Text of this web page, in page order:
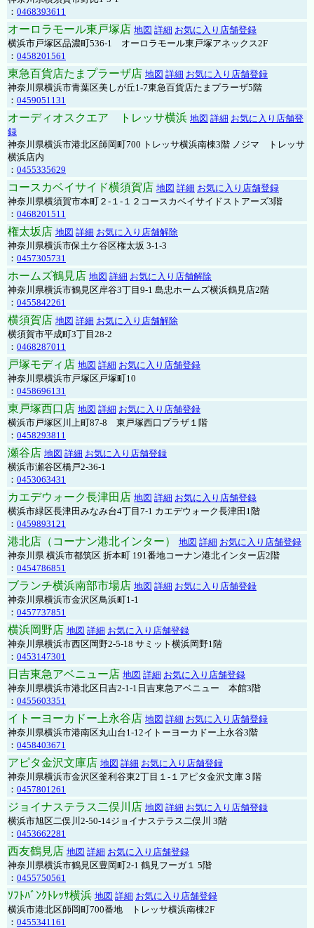
： 0468393611
オーロラモール東戸塚店 地図 詳細 お気に入り店舗登録
横浜市戸塚区品濃町536-1 オーロラモール東戸塚アネックス2F
： 0458201561
東急百貨店たまプラーザ店 地図 詳細 お気に入り店舗登録
神奈川県横浜市青葉区美しが丘1-7東急百貨店たまプラーザ5階
： 0459051131
オーディオスクエア トレッサ横浜 地図 詳細 お気に入り店舗登
録
神奈川県横浜市港北区師岡町700 トレッサ横浜南棟3階 ノジマ トレッサ
横浜店内
： 0455335629
コースカベイサイド横須賀店 地図 詳細 お気に入り店舗登録
神奈川県横須賀市本町２-１-１２コースカベイサイドストアーズ3階
： 0468201511
権太坂店 地図 詳細 お気に入り店舗解除
神奈川県横浜市保土ケ谷区権太坂 3-1-3
： 0457305731
ホームズ鶴見店 地図 詳細 お気に入り店舗解除
神奈川県横浜市鶴見区岸谷3丁目9-1 島忠ホームズ横浜鶴見店2階
： 0455842261
横須賀店 地図 詳細 お気に入り店舗解除
横須賀市平成町3丁目28-2
： 0468287011
戸塚モディ店 地図 詳細 お気に入り店舗登録
神奈川県横浜市戸塚区戸塚町10
： 0458696131
東戸塚西口店 地図 詳細 お気に入り店舗登録
横浜市戸塚区川上町87-8 東戸塚西口プラザ１階
： 0458293811
瀬谷店 地図 詳細 お気に入り店舗登録
横浜市瀬谷区橋戸2-36-1
： 0453063431
カエデウォーク長津田店 地図 詳細 お気に入り店舗登録
横浜市緑区長津田みなみ台4丁目7-1 カエデウォーク長津田1階
： 0459893121
港北店（コーナン港北インター） 地図 詳細 お気に入り店舗登録
神奈川県 横浜市都筑区 折本町 191番地コーナン港北インター店2階
： 0454786851
ブランチ横浜南部市場店 地図 詳細 お気に入り店舗登録
神奈川県横浜市金沢区鳥浜町1-1
： 0457737851
横浜岡野店 地図 詳細 お気に入り店舗登録
神奈川県横浜市西区岡野2-5-18 サミット横浜岡野1階
： 0453147301
日吉東急アベニュー店 地図 詳細 お気に入り店舗登録
神奈川県横浜市港北区日吉2-1-1日吉東急アベニュー 本館3階
： 0455603351
イトーヨーカドー上永谷店 地図 詳細 お気に入り店舗登録
神奈川県横浜市港南区丸山台1-12イトーヨーカドー上永谷3階
： 0458403671
アピタ金沢文庫店 地図 詳細 お気に入り店舗登録
神奈川県横浜市金沢区釜利谷東2丁目１-１アピタ金沢文庫３階
： 0457801261
ジョイナステラス二俣川店 地図 詳細 お気に入り店舗登録
横浜市旭区二俣川2-50-14ジョイナステラス二俣川 3階
： 0453662281
西友鶴見店 地図 詳細 お気に入り店舗登録
神奈川県横浜市鶴見区豊岡町2-1 鶴見フーガ１ 5階
： 0455750561
ｿﾌﾄﾊﾞﾝｸﾄﾚｯｻ横浜 地図 詳細 お気に入り店舗登録
横浜市港北区師岡町700番地 トレッサ横浜南棟2F
： 0455341161